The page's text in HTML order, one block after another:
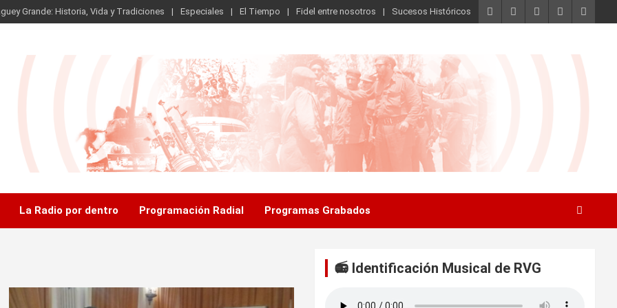
Grande: Historia, Vida y Tradiciones Especiales El Tiempo Fidel entre nosotros Sucesos Históricos
La Radio por dentro Programación Radial Programas Grabados
📻 Identificación Musical de RVG